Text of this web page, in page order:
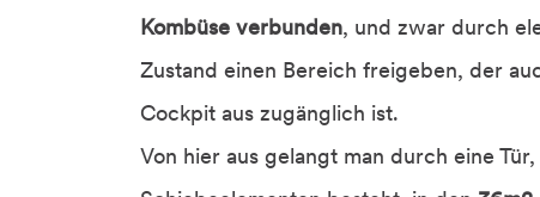
Kombüse verbunden, und zwar durch
Zustand einen Bereich freigeben, der
Cockpit aus zugänglich ist.
Von hier aus gelangt man durch eine